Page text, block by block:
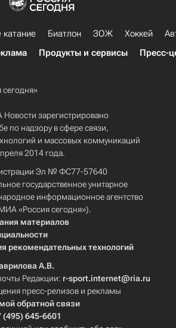
катание Биатлон ЗОЖ Хоккей
Продукты и сервисы Пресс-
Новости зарегистрировано
по надзору в сфере связи,
и массовых коммуникаций
2014 года.
Эл № ФС77-57640
государственное унитарное
информационное агентство
«Россия сегодня»).
материалов
рекомендательных технологий
А.В.
Редакции: r-sport.internet@ria.ru
пресс-релизов и рекламы
обратной связи
(495) 645-6601